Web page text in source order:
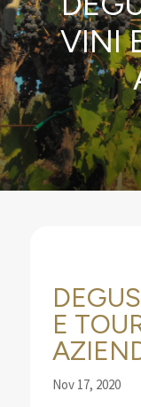
VINI
E
Nov 17, 2020